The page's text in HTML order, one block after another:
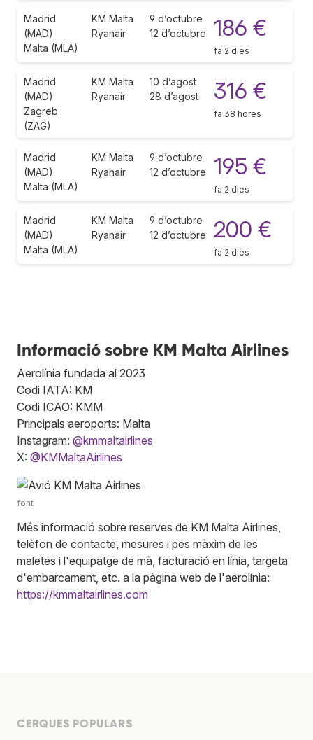
Madrid
(MAD)
Malta (MLA)
KM Malta
Ryanair
9 d’octubre
12 d’octubre
186 €
fa 2 dies
Madrid
(MAD)
Zagreb
(ZAG)
KM Malta
Ryanair
10 d’agost
28 d’agost
316 €
fa 38 hores
Madrid
(MAD)
Malta (MLA)
KM Malta
Ryanair
9 d’octubre
12 d’octubre
195 €
fa 2 dies
Madrid
(MAD)
Malta (MLA)
KM Malta
Ryanair
9 d’octubre
12 d’octubre
200 €
fa 2 dies
Informació sobre KM Malta Airlines
Aerolínia fundada al 2023
Codi IATA: KM
Codi ICAO: KMM
Principals aeroports: Malta
Instagram: @kmmaltairlines
X: @KMMaltaAirlines
font
Més informació sobre reserves de KM Malta Airlines,
telèfon de contacte, mesures i pes màxim de les
maletes i l'equipatge de mà, facturació en línia, targeta
d'embarcament, etc. a la pàgina web de l'aerolínia:
https://kmmaltairlines.com
CERQUES POPULARS